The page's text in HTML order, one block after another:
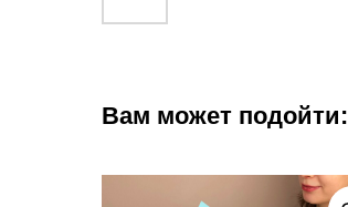
Вам может подойти: